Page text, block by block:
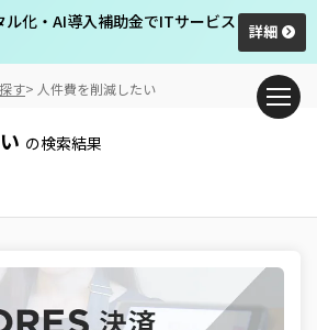
ル化・AI導入補助金でITサービス
詳細
す 人件費を削減したい
の検索結果